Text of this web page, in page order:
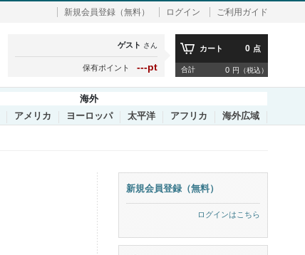
新規会員登録（無料） ログイン ご利用ガイド
ゲスト さん
保有ポイント ---pt
カート 0 点
合計 0 円（税込）
海外
アメリカ ヨーロッパ 太平洋 アフリカ 海外広域
新規会員登録（無料）
ログインはこちら